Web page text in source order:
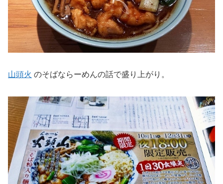
山頭火 のそばならーめんの話で盛り上がり。